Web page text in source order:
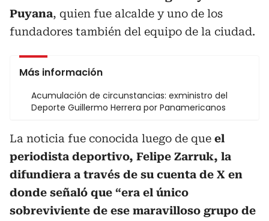
Puyana, quien fue alcalde y uno de los
fundadores también del equipo de la ciudad.
Más información
Acumulación de circunstancias: exministro del
Deporte Guillermo Herrera por Panamericanos
La noticia fue conocida luego de que el
periodista deportivo, Felipe Zarruk, la
difundiera a través de su cuenta de X en
donde señaló que “era el único
sobreviviente de ese maravilloso grupo de